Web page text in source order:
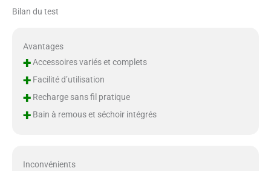
Bilan du test
Avantages
+Accessoires variés et complets
+Facilité d’utilisation
+Recharge sans fil pratique
+Bain à remous et séchoir intégrés
Inconvénients